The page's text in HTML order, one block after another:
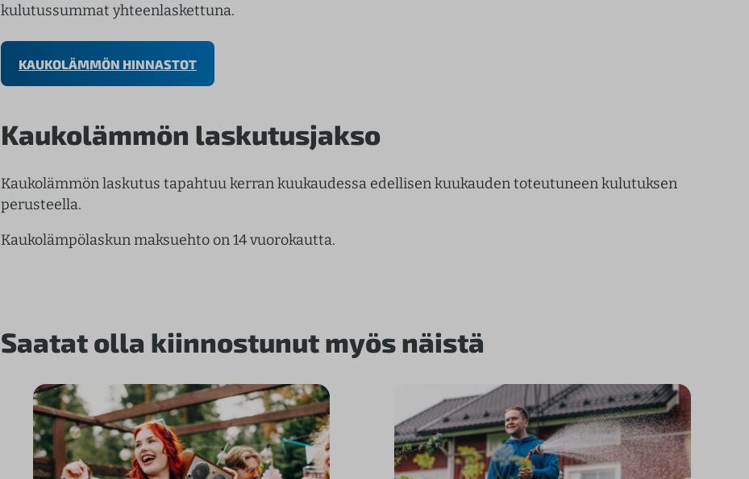
kulutussummat yhteenlaskettuna.
KAUKOLÄMMÖN HINNASTOT
Kaukolämmön laskutusjakso
Kaukolämmön laskutus tapahtuu kerran kuukaudessa edellisen kuukauden toteutuneen kulutuksen
perusteella.
Kaukolämpölaskun maksuehto on 14 vuorokautta.
Saatat olla kiinnostunut myös näistä